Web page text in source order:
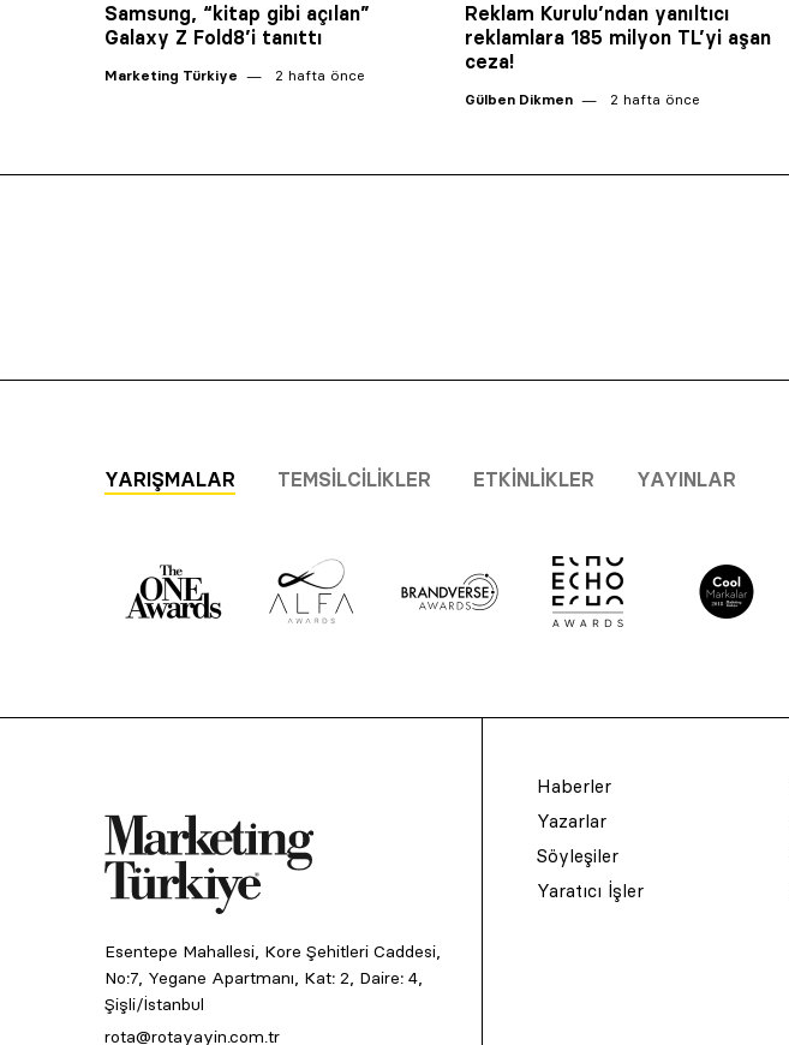
Samsung, “kitap gibi açılan”
Galaxy Z Fold8’i tanıttı
Marketing Türkiye 2 hafta önce
Reklam Kurulu’ndan yanıltıcı
reklamlara 185 milyon TL’yi aşan
ceza!
Gülben Dikmen 2 hafta önce
YARIŞMALAR TEMSILCILIKLER ETKINLIKLER YAYINLAR
Esentepe Mahallesi, Kore Şehitleri Caddesi,
No:7, Yegane Apartmanı, Kat: 2, Daire: 4,
Şişli/İstanbul
rota@rotayayin.com.tr
Haberler
Yazarlar
Söyleşiler
Yaratıcı İşler